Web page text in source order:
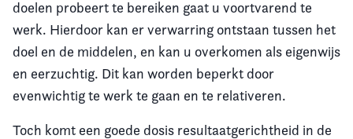
doelen probeert te bereiken gaat u voortvarend te
werk. Hierdoor kan er verwarring ontstaan tussen het
doel en de middelen, en kan u overkomen als eigenwijs
en eerzuchtig. Dit kan worden beperkt door
evenwichtig te werk te gaan en te relativeren.
Toch komt een goede dosis resultaatgerichtheid in de